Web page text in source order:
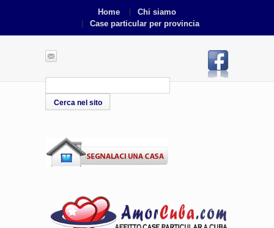
Home
Chi siamo
Case particular per provincia